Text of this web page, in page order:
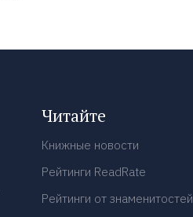
Читайте
Книжные новости
Рейтинги ReadRate
Рейтинги от знаменитостей